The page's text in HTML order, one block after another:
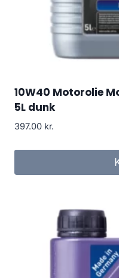
10W40 Motorolie
5L dunk
397.00 kr.